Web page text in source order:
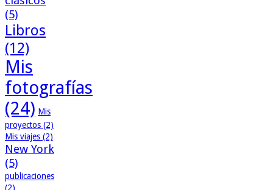
(5)
Libros
(12)
Mis
fotografías
(24) Mis
proyectos (2)
Mis viajes (2)
New York
(5)
publicaciones
(2)